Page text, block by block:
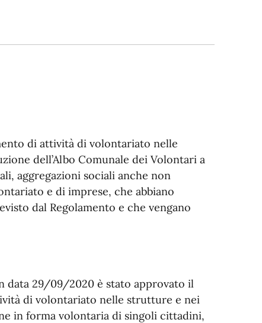
di attività di volontariato nelle
dell’Albo Comunale dei Volontari a
aggregazioni sociali anche non
e di imprese, che abbiano
dal Regolamento e che vengano
data 29/09/2020 è stato approvato il
di volontariato nelle strutture e nei
in forma volontaria di singoli cittadini,